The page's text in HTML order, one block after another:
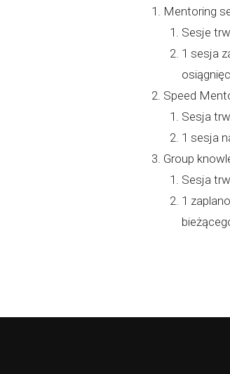
Mentoring
Sesje
1 sesja
Speed
Sesja
1 sesja
Group
Sesja
1